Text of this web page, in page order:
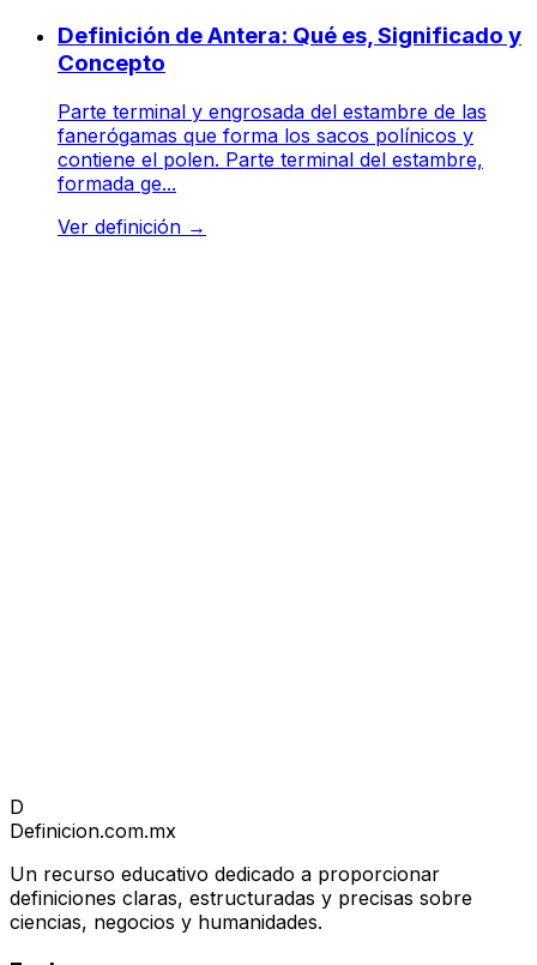
Definición de Antera: Qué es, Significado y
Concepto
Parte terminal y engrosada del estambre de las
fanerógamas que forma los sacos polínicos y
contiene el polen. Parte terminal del estambre,
formada ge...
Ver definición →
D
Definicion.com.mx
Un recurso educativo dedicado a proporcionar
definiciones claras, estructuradas y precisas sobre
ciencias, negocios y humanidades.